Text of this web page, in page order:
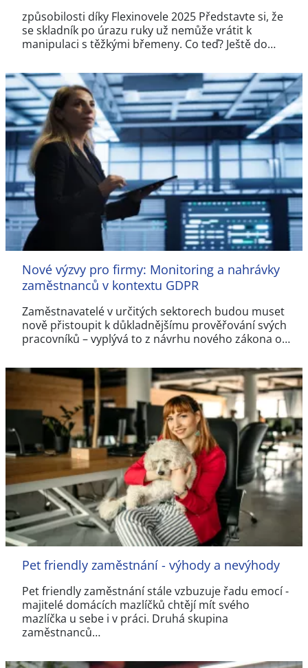
způsobilosti díky Flexinovele 2025 Představte si, že
se skladník po úrazu ruky už nemůže vrátit k
manipulaci s těžkými břemeny. Co teď? Ještě do…
Nové výzvy pro firmy: Monitoring a nahrávky
zaměstnanců v kontextu GDPR
Zaměstnavatelé v určitých sektorech budou muset
nově přistoupit k důkladnějšímu prověřování svých
pracovníků – vyplývá to z návrhu nového zákona o…
Pet friendly zaměstnání - výhody a nevýhody
Pet friendly zaměstnání stále vzbuzuje řadu emocí -
majitelé domácích mazlíčků chtějí mít svého
mazlíčka u sebe i v práci. Druhá skupina
zaměstnanců…